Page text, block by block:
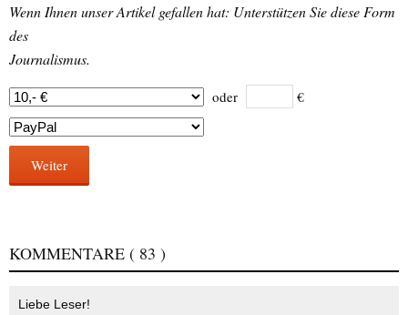
Wenn Ihnen unser Artikel gefallen hat: Unterstützen Sie diese Form
des
Journalismus.
oder €
Weiter
KOMMENTARE ( 83 )
Liebe Leser!